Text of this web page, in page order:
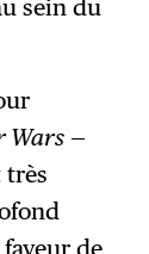
sein du
Wars —
très
de